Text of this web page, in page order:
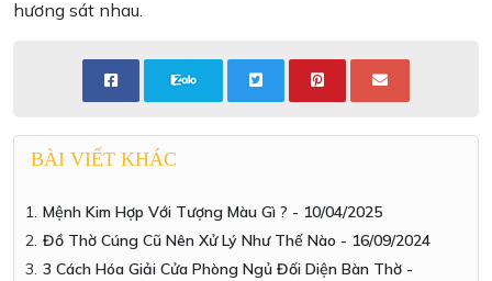
hương sát nhau.
BÀI VIẾT KHÁC
Mệnh Kim Hợp Với Tượng Màu Gì ? - 10/04/2025
Đồ Thờ Cúng Cũ Nên Xử Lý Như Thế Nào - 16/09/2024
3 Cách Hóa Giải Cửa Phòng Ngủ Đối Diện Bàn Thờ -